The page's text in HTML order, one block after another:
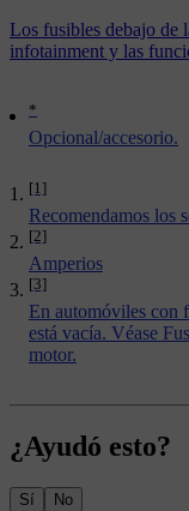
*
Opcional/accesorio.
[1]
Recomendamos los
[2]
Amperios
[3]
En automóviles con
está vacía. Véase
motor.
Los fusibles debajo de
infotainment y las
¿Ayudó esto?
Sí No